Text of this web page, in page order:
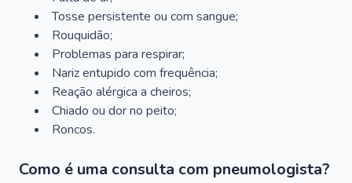
Tosse persistente ou com sangue;
Rouquidão;
Problemas para respirar;
Nariz entupido com frequência;
Reação alérgica a cheiros;
Chiado ou dor no peito;
Roncos.
Como é uma consulta com pneumologista?